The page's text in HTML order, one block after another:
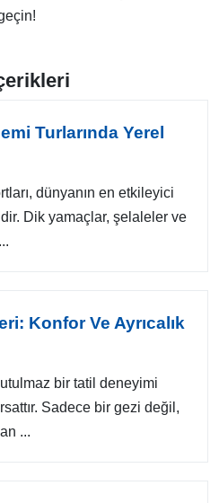
Turlarında Yerel
dünyanın en etkileyici
Dik yamaçlar, şelaleler ve
Konfor Ve Ayrıcalık
bir tatil deneyimi
Sadece bir gezi değil,
...